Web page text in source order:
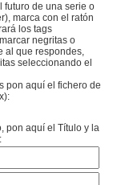
futuro de una serie o
marca con el ratón
los tags
negritas o
al que respondes,
seleccionando el
pon aquí el fichero de
pon aquí el Título y la